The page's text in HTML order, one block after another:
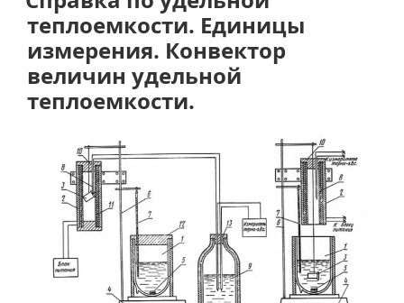
топлива
(теплотворной
способности
топлива)
.
теплоты
сгорания.
Конвектор
величин
удельной
теплоты
теплоемкости. Единицы
измерения. Конвектор
величин удельной
теплоемкости.